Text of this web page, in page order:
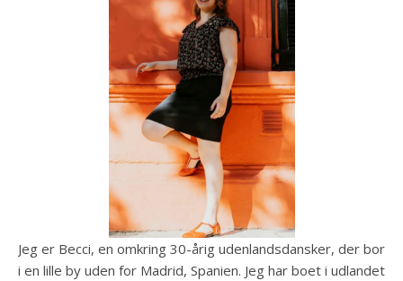
Jeg er Becci, en omkring 30-årig udenlandsdansker, der bor
i en lille by uden for Madrid, Spanien. Jeg har boet i udlandet